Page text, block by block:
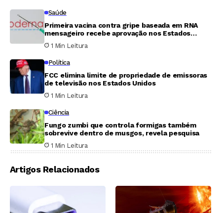
Saúde
Primeira vacina contra gripe baseada em RNA
mensageiro recebe aprovação nos Estados
Unidos
1 Min Leitura
Política
FCC elimina limite de propriedade de emissoras
de televisão nos Estados Unidos
1 Min Leitura
Ciência
Fungo zumbi que controla formigas também
sobrevive dentro de musgos, revela pesquisa
1 Min Leitura
Artigos Relacionados